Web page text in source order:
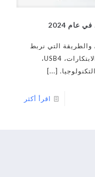
والطريقة التي نربط
بها أجهزتنا ليست استثناءً. أحدث الابتكارات، USB4،
[...]
اقرأ أكثر